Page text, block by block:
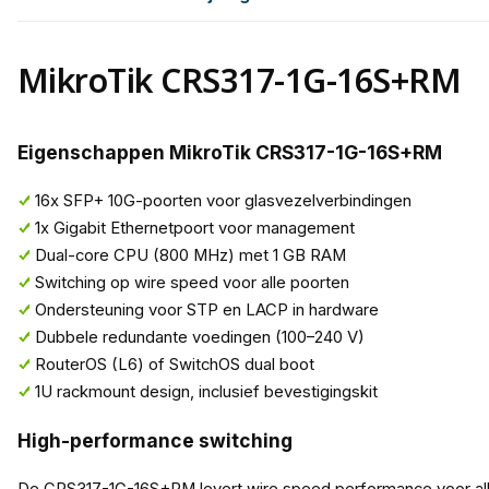
MikroTik CRS317-1G-16S+RM
Eigenschappen MikroTik CRS317-1G-16S+RM
16x SFP+ 10G-poorten voor glasvezelverbindingen
1x Gigabit Ethernetpoort voor management
Dual-core CPU (800 MHz) met 1 GB RAM
Switching op wire speed voor alle poorten
Ondersteuning voor STP en LACP in hardware
Dubbele redundante voedingen (100–240 V)
RouterOS (L6) of SwitchOS dual boot
1U rackmount design, inclusief bevestigingskit
High-performance switching